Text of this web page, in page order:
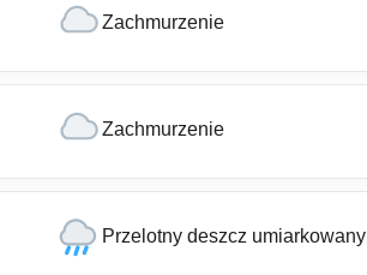
Zachmurzenie
Zachmurzenie
Przelotny deszcz umiarkowany